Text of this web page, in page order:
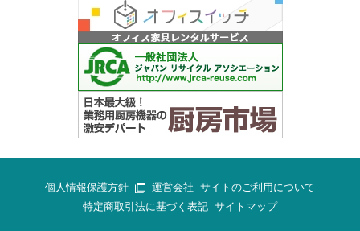
個人情報保護方針 運営会社 サイトのご利用について
特定商取引法に基づく表記 サイトマップ